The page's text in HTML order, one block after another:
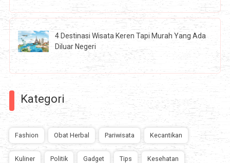
4 Destinasi Wisata Keren Tapi Murah Yang Ada
Diluar Negeri
Kategori
Fashion Obat Herbal Pariwisata Kecantikan
Kuliner Politik Gadget Tips Kesehatan